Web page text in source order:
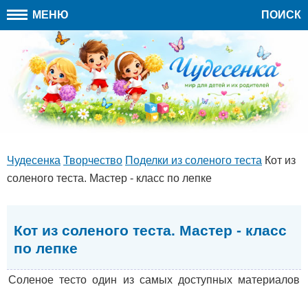
МЕНЮ ПОИСК
Чудесенка Творчество Поделки из соленого теста Кот из
соленого теста. Мастер - класс по лепке
Кот из соленого теста. Мастер - класс
по лепке
Соленое тесто один из самых доступных материалов